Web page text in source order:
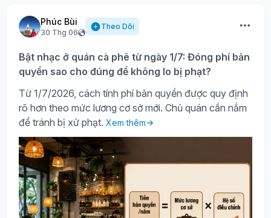
Phúc Bùi
30 Thg 06
Theo Dõi
Bật nhạc ở quán cà phê từ ngày 1/7: Đóng phí bản
quyền sao cho đúng để không lo bị phạt?
Từ 1/7/2026, cách tính phí bản quyền được quy định
rõ hơn theo mức lương cơ sở mới. Chủ quán cần nắm
để tránh bị xử phạt. Xem thêm